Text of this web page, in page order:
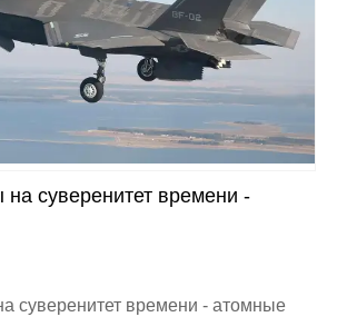
на суверенитет времени -
суверенитет времени - атомные